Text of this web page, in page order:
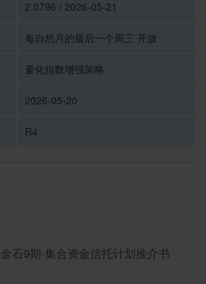
2.0796 / 2026-05-21
每自然月的最后一个周三 开放
量化指数增强策略
2026-05-20
R4
石9期-集合资金信托计划推介书